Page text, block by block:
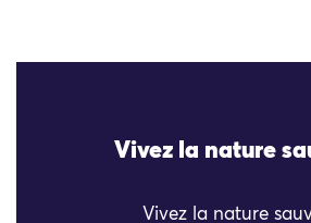
Vivez la nature
Vivez la nature